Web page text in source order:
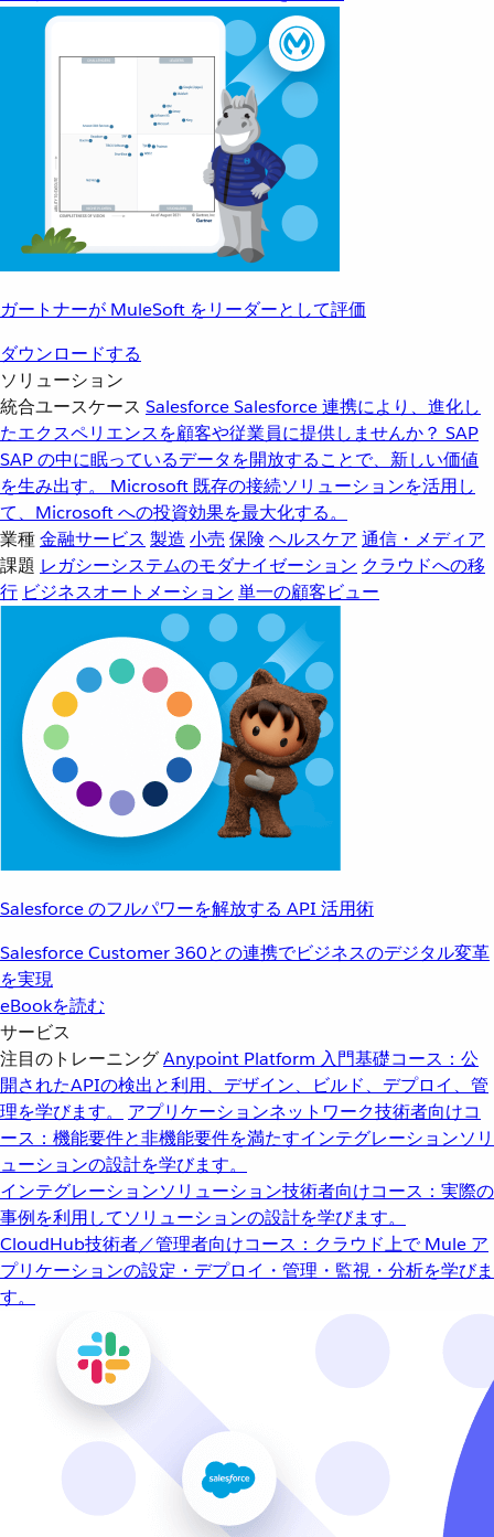
ガートナーが MuleSoft をリーダーとして評価
ダウンロードする
ソリューション
統合ユースケース SalesforceSalesforce 連携により、進化し
たエクスペリエンスを顧客や従業員に提供しませんか？ SAP
SAP の中に眠っているデータを開放することで、新しい価値
を生み出す。
Microsoft 既存の接続ソリューションを活用し
て、Microsoft への投資効果を最大化する。
業種金融サービス 製造 小売 保険 ヘルスケア 通信・メディア
課題 レガシーシステムのモダナイゼーション クラウドへの移
行 ビジネスオートメーション 単一の顧客ビュー
Salesforce のフルパワーを解放する API 活用術
Salesforce Customer 360との連携でビジネスのデジタル変革
を実現
eBookを読む
サービス
注目のトレーニングAnypoint Platform 入門基礎コース：公
開されたAPIの検出と利用、デザイン、ビルド、デプロイ、管
理を学びます。
アプリケーションネットワーク技術者向けコ
ース：機能要件と非機能要件を満たすインテグレーションソリ
ューションの設計を学びます。
インテグレーションソリューション技術者向けコース：実際の
事例を利用してソリューションの設計を学びます。
CloudHub技術者／管理者向けコース：クラウド上で Mule ア
プリケーションの設定・デプロイ・管理・監視・分析を学びま
す。